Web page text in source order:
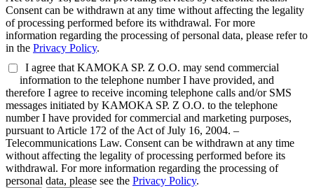
Consent can be withdrawn at any time without affecting the legality
of processing performed before its withdrawal. For more
information regarding the processing of personal data, please refer to
in the Privacy Policy.
I agree that KAMOKA SP. Z O.O. may send commercial
information to the telephone number I have provided, and
therefore I agree to receive incoming telephone calls and/or SMS
messages initiated by KAMOKA SP. Z O.O. to the telephone
number I have provided for commercial and marketing purposes,
pursuant to Article 172 of the Act of July 16, 2004. –
Telecommunications Law. Consent can be withdrawn at any time
without affecting the legality of processing performed before its
withdrawal. For more information regarding the processing of
personal data, please see the Privacy Policy.